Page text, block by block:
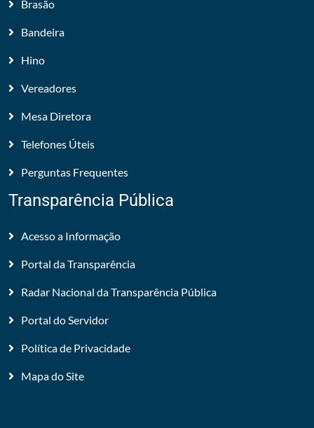
Brasão
Bandeira
Hino
Vereadores
Mesa Diretora
Telefones Úteis
Perguntas Frequentes
Transparência Pública
Acesso a Informação
Portal da Transparência
Radar Nacional da Transparência Pública
Portal do Servidor
Política de Privacidade
Mapa do Site